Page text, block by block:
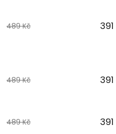
489 Kč
489 Kč
489 Kč